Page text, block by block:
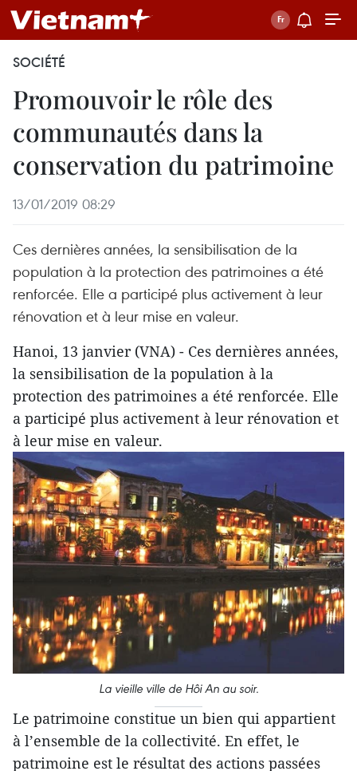
SOCIÉTÉ
Promouvoir le rôle des
communautés dans la
conservation du patrimoine
13/01/2019 08:29
Ces dernières années, la sensibilisation de la
population à la protection des patrimoines a été
renforcée. Elle a participé plus activement à leur
rénovation et à leur mise en valeur.
Hanoi, 13 janvier (VNA) - Ces dernières années,
la sensibilisation de la population à la
protection des patrimoines a été renforcée. Elle
a participé plus activement à leur rénovation et
à leur mise en valeur.
La vieille ville de Hôi An au soir.
Le patrimoine constitue un bien qui appartient
à l’ensemble de la collectivité. En effet, le
patrimoine est le résultat des actions passées